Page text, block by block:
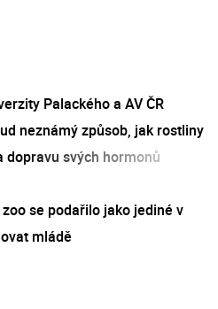
Palackého a AV ČR
neznámý způsob, jak rostliny
dopravu svých hormonů
se podařilo jako jediné v
mládě